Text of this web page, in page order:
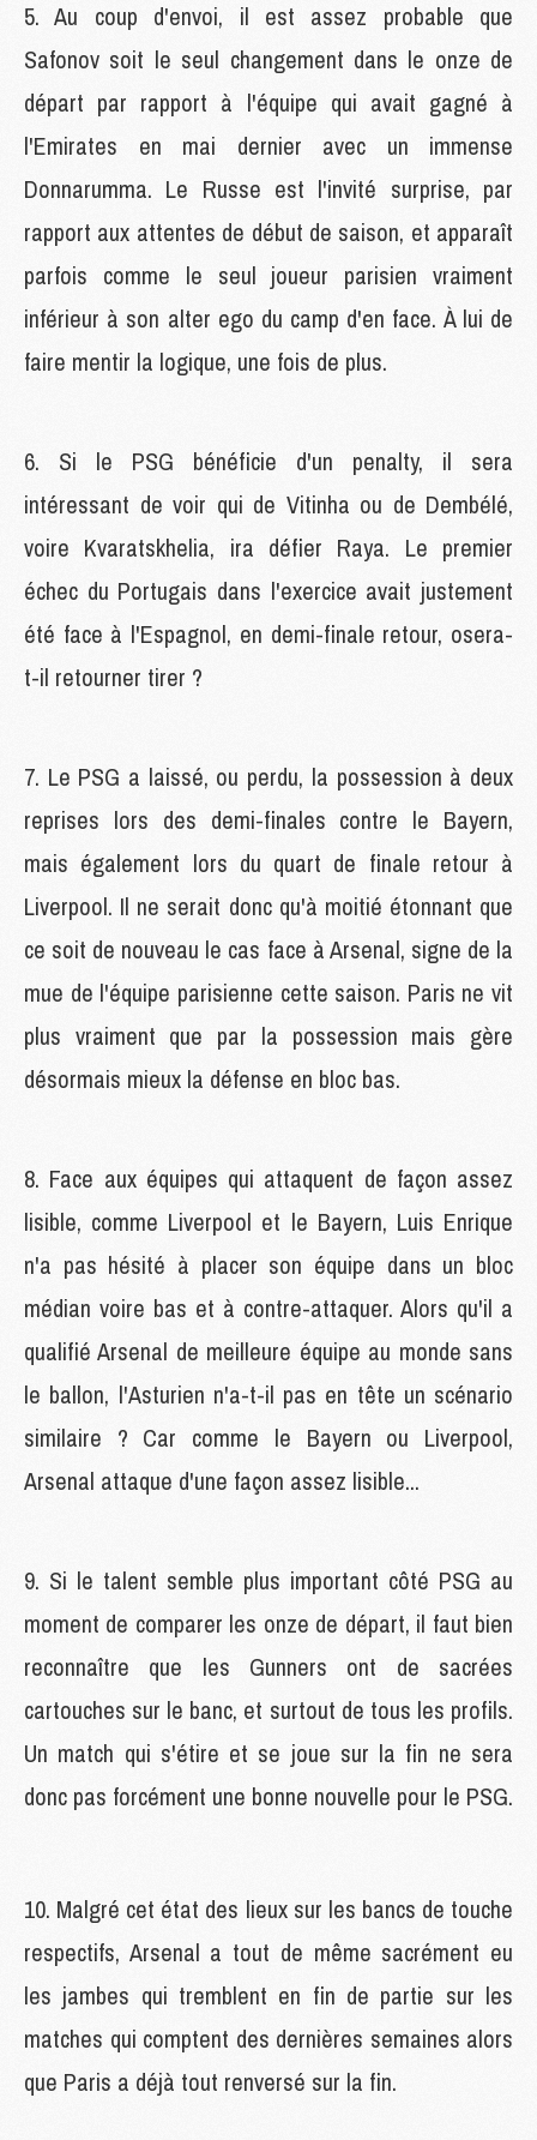
5. Au coup d'envoi, il est assez probable que
Safonov soit le seul changement dans le onze de
départ par rapport à l'équipe qui avait gagné à
l'Emirates en mai dernier avec un immense
Donnarumma. Le Russe est l'invité surprise, par
rapport aux attentes de début de saison, et apparaît
parfois comme le seul joueur parisien vraiment
inférieur à son alter ego du camp d'en face. À lui de
faire mentir la logique, une fois de plus.
6. Si le PSG bénéficie d'un penalty, il sera
intéressant de voir qui de Vitinha ou de Dembélé,
voire Kvaratskhelia, ira défier Raya. Le premier
échec du Portugais dans l'exercice avait justement
été face à l'Espagnol, en demi-finale retour, osera-
t-il retourner tirer ?
7. Le PSG a laissé, ou perdu, la possession à deux
reprises lors des demi-finales contre le Bayern,
mais également lors du quart de finale retour à
Liverpool. Il ne serait donc qu'à moitié étonnant que
ce soit de nouveau le cas face à Arsenal, signe de la
mue de l'équipe parisienne cette saison. Paris ne vit
plus vraiment que par la possession mais gère
désormais mieux la défense en bloc bas.
8. Face aux équipes qui attaquent de façon assez
lisible, comme Liverpool et le Bayern, Luis Enrique
n'a pas hésité à placer son équipe dans un bloc
médian voire bas et à contre-attaquer. Alors qu'il a
qualifié Arsenal de meilleure équipe au monde sans
le ballon, l'Asturien n'a-t-il pas en tête un scénario
similaire ? Car comme le Bayern ou Liverpool,
Arsenal attaque d'une façon assez lisible...
9. Si le talent semble plus important côté PSG au
moment de comparer les onze de départ, il faut bien
reconnaître que les Gunners ont de sacrées
cartouches sur le banc, et surtout de tous les profils.
Un match qui s'étire et se joue sur la fin ne sera
donc pas forcément une bonne nouvelle pour le PSG.
10. Malgré cet état des lieux sur les bancs de touche
respectifs, Arsenal a tout de même sacrément eu
les jambes qui tremblent en fin de partie sur les
matches qui comptent des dernières semaines alors
que Paris a déjà tout renversé sur la fin.